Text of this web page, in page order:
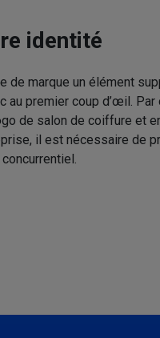
identité
de marque un élément
au premier coup d’œil. Par
de salon de coiffure et
il est nécessaire de
concurrentiel.